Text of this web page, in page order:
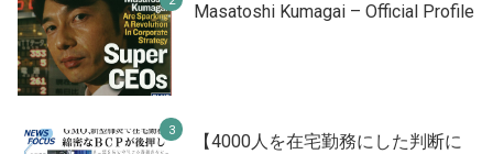
Masatoshi Kumagai – Official Profile
【4000人を在宅勤務にした判断に